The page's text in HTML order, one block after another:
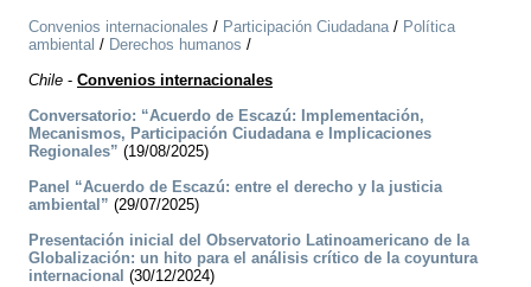
Convenios internacionales / Participación Ciudadana/ Política
ambiental / Derechos humanos /
Chile - Convenios internacionales
Conversatorio: “Acuerdo de Escazú: Implementación,
Mecanismos, Participación Ciudadana e Implicaciones
Regionales” (19/08/2025)
Panel “Acuerdo de Escazú: entre el derecho y la justicia
ambiental” (29/07/2025)
Presentación inicial del Observatorio Latinoamericano de la
Globalización: un hito para el análisis crítico de la coyuntura
internacional (30/12/2024)